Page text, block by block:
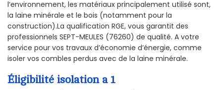
l’environnement, les matériaux principalement utilisé sont,
la laine minérale et le bois (notamment pour la
construction).La qualification RGE, vous garantit des
professionnels SEPT-MEULES (76260) de qualité. A votre
service pour vos travaux d’économie d’énergie, comme
isoler vos combles perdus avec de la laine minérale.
Éligibilité isolation a 1